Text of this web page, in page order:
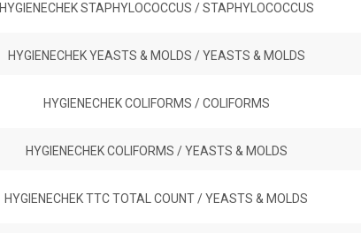
HYGIENECHEK STAPHYLOCOCCUS / STAPHYLOCOCCUS
HYGIENECHEK YEASTS & MOLDS / YEASTS & MOLDS
HYGIENECHEK COLIFORMS / COLIFORMS
HYGIENECHEK COLIFORMS / YEASTS & MOLDS
HYGIENECHEK TTC TOTAL COUNT / YEASTS & MOLDS